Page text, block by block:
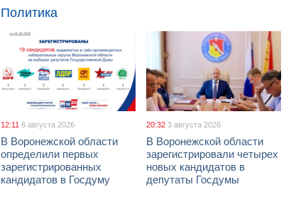
Политика
12:11 6 августа 2026
В Воронежской области
определили первых
зарегистрированных
кандидатов в Госдуму
20:32 3 августа 2026
В Воронежской области
зарегистрировали четырех
новых кандидатов в
депутаты Госдумы